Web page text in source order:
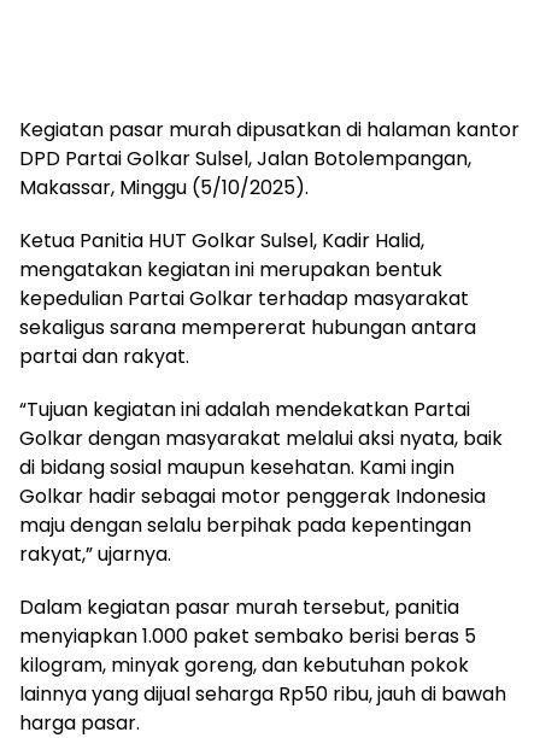
Kegiatan pasar murah dipusatkan di halaman kantor
DPD Partai Golkar Sulsel, Jalan Botolempangan,
Makassar, Minggu (5/10/2025).
Ketua Panitia HUT Golkar Sulsel, Kadir Halid,
mengatakan kegiatan ini merupakan bentuk
kepedulian Partai Golkar terhadap masyarakat
sekaligus sarana mempererat hubungan antara
partai dan rakyat.
“Tujuan kegiatan ini adalah mendekatkan Partai
Golkar dengan masyarakat melalui aksi nyata, baik
di bidang sosial maupun kesehatan. Kami ingin
Golkar hadir sebagai motor penggerak Indonesia
maju dengan selalu berpihak pada kepentingan
rakyat,” ujarnya.
Dalam kegiatan pasar murah tersebut, panitia
menyiapkan 1.000 paket sembako berisi beras 5
kilogram, minyak goreng, dan kebutuhan pokok
lainnya yang dijual seharga Rp50 ribu, jauh di bawah
harga pasar.